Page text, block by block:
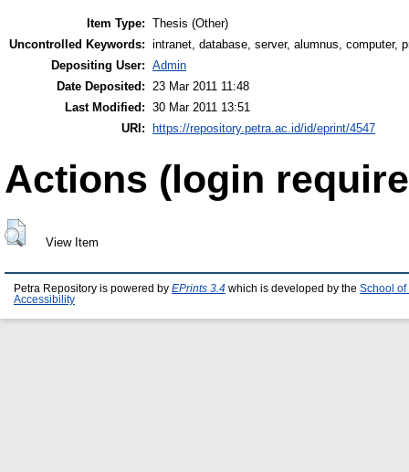
Item Type: Thesis (Other)
Uncontrolled Keywords: intranet, database, server, alumnus, computer,
Depositing User: Admin
Date Deposited:
23 Mar 2011 11:48
Last Modified: 30 Mar 2011 13:51
URI: https://repository.petra.ac.id/id/eprint/4547
Actions (login
View Item
Petra Repository is powered by EPrints 3.4 which is developed by the School of
Accessibility